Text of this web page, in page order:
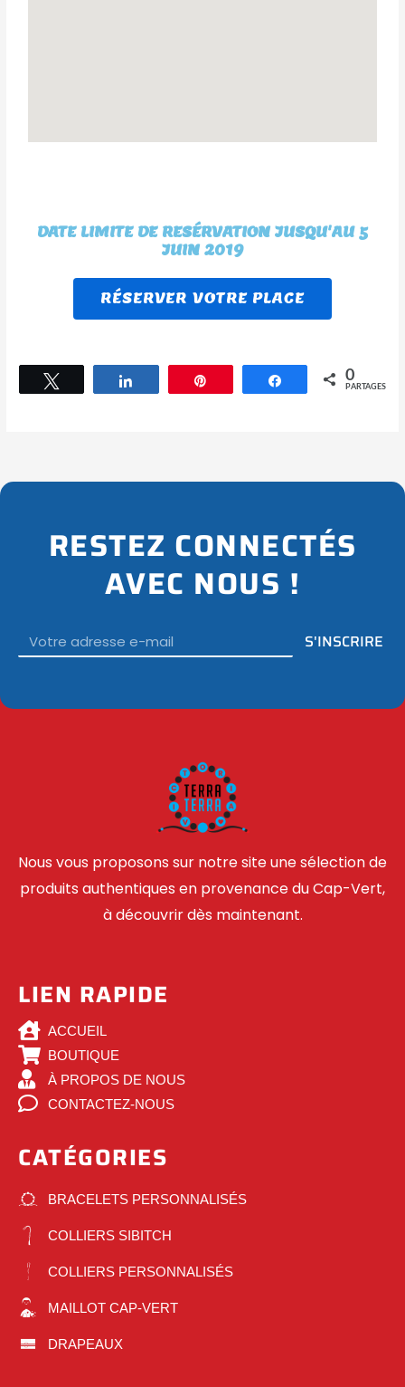
DATE LIMITE DE RESÉRVATION JUSQU'AU 5
JUIN 2019
RÉSERVER VOTRE PLACE
Partagez 0
PARTAGES
RESTEZ CONNECTÉS
AVEC NOUS !
S'INSCRIRE
Nous vous proposons sur notre site une sélection de
produits authentiques en provenance du Cap-Vert,
à découvrir dès maintenant.
LIEN RAPIDE
ACCUEIL
BOUTIQUE
À PROPOS DE NOUS
CONTACTEZ-NOUS
CATÉGORIES
BRACELETS PERSONNALISÉS
COLLIERS SIBITCH
COLLIERS PERSONNALISÉS
MAILLOT CAP-VERT
DRAPEAUX